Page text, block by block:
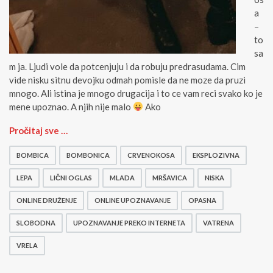
a
–
to
sa
m ja. Ljudi vole da potcenjuju i da robuju predrasudama. Cim
vide nisku sitnu devojku odmah pomisle da ne moze da pruzi
mnogo. Ali istina je mnogo drugacija i to ce vam reci svako ko je
mene upoznao. A njih nije malo
Ako
C
e
o
o
a
z
Pročitaj sve …
BOMBICA BOMBONICA CRVENOKOSA EKSPLOZIVNA
LEPA LIČNI OGLAS MLADA MRŠAVICA NISKA
ONLINE DRUŽENJE ONLINE UPOZNAVANJE OPASNA
SLOBODNA UPOZNAVANJE PREKO INTERNETA VATRENA
VRELA